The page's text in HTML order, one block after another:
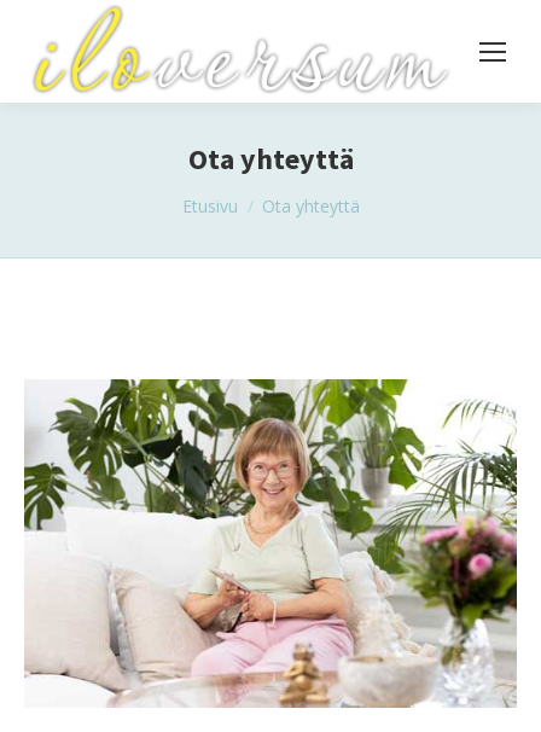
Ota yhteyttä
You are here:
Etusivu Ota yhteyttä